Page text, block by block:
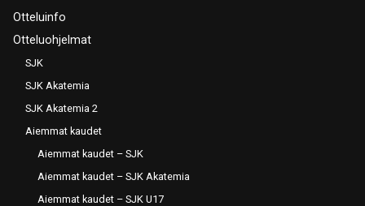
Otteluinfo
Otteluohjelmat
SJK
SJK Akatemia
SJK Akatemia 2
Aiemmat kaudet
Aiemmat kaudet – SJK
Aiemmat kaudet – SJK Akatemia
Aiemmat kaudet – SJK U17